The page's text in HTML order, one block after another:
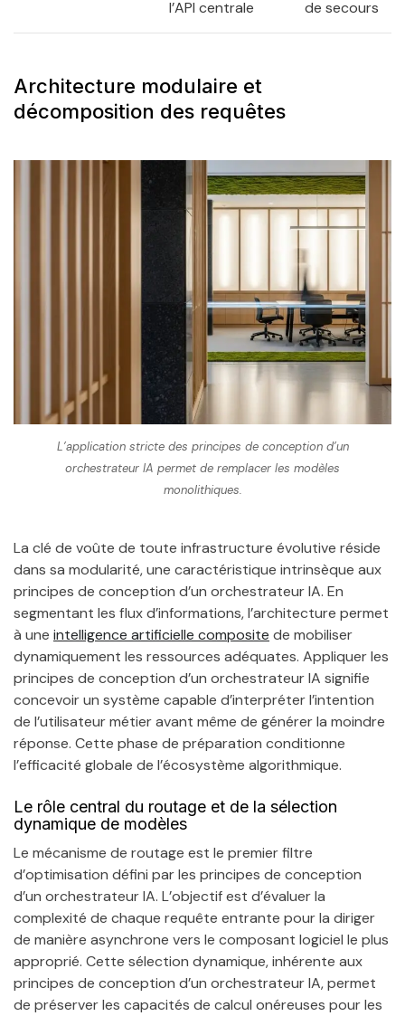
l’API centrale
de secours
Architecture modulaire et
décomposition des requêtes
L’application stricte des principes de conception d’un
orchestrateur IA permet de remplacer les modèles
monolithiques.
La clé de voûte de toute infrastructure évolutive réside
dans sa modularité, une caractéristique intrinsèque aux
principes de conception d’un orchestrateur IA. En
segmentant les flux d’informations, l’architecture permet
à une intelligence artificielle composite de mobiliser
dynamiquement les ressources adéquates. Appliquer les
principes de conception d’un orchestrateur IA signifie
concevoir un système capable d’interpréter l’intention
de l’utilisateur métier avant même de générer la moindre
réponse. Cette phase de préparation conditionne
l’efficacité globale de l’écosystème algorithmique.
Le rôle central du routage et de la sélection
dynamique de modèles
Le mécanisme de routage est le premier filtre
d’optimisation défini par les principes de conception
d’un orchestrateur IA. L’objectif est d’évaluer la
complexité de chaque requête entrante pour la diriger
de manière asynchrone vers le composant logiciel le plus
approprié. Cette sélection dynamique, inhérente aux
principes de conception d’un orchestrateur IA, permet
de préserver les capacités de calcul onéreuses pour les